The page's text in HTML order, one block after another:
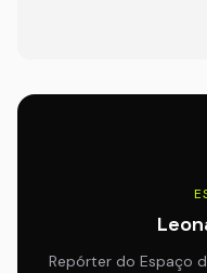
Repórter do Espaço